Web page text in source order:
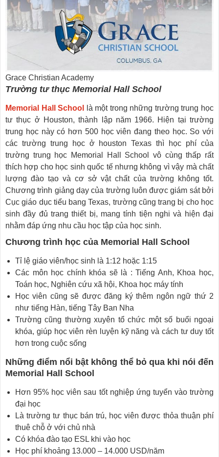
Grace Christian Academy
Trường tư thục Memorial Hall School
Memorial Hall School
là một trong những trường trung học
tư thục ở Houston, thành lập năm 1966. Hiện tại trường
trung học này có hơn 500 học viên đang theo học. So với
các trường trung học ở houston Texas thì học phí của
trường trung học Memorial Hall School vô cùng thấp rất
thích hợp cho học sinh quốc tế nhưng không vì vậy mà chất
lượng đào tạo và cơ sở vật chất của trường không tốt.
Chương trình giảng dạy của trường luôn được giám sát bởi
Cục giáo dục tiểu bang Texas, trường cũng trang bị cho học
sinh đầy đủ trang thiết bị, mang tính tiện nghi và hiện đại
nhằm đáp ứng nhu cầu học tập của học sinh.
Chương trình học của Memorial Hall School
Tỉ lệ giáo viên/học sinh là 1:12 hoặc 1:15
Các môn học chính khóa sẽ là : Tiếng Anh, Khoa học,
Toán học, Nghiên cứu xã hội, Khoa học máy tính
Học viên cũng sẽ được đăng ký thêm ngôn ngữ thứ 2
như tiếng Hàn, tiếng Tây Ban Nha
Trường cũng thường xuyên tổ chức một số buổi ngoại
khóa, giúp học viên rèn luyện kỹ năng và cách tư duy tốt
hơn trong cuộc sống
Những điểm nổi bật không thể bỏ qua khi nói đến
Memorial Hall School
Hơn 95% học viên sau tốt nghiệp ứng tuyển vào trường
đại học
Là trường tư thục bán trú, học viên được thỏa thuận phí
thuê chỗ ở với chủ nhà
Có khóa đào tạo ESL khi vào học
Học phí khoảng 13.000 – 14.000 USD/năm